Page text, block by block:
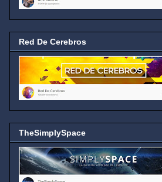
Red De Cerebros
TheSimplySpace